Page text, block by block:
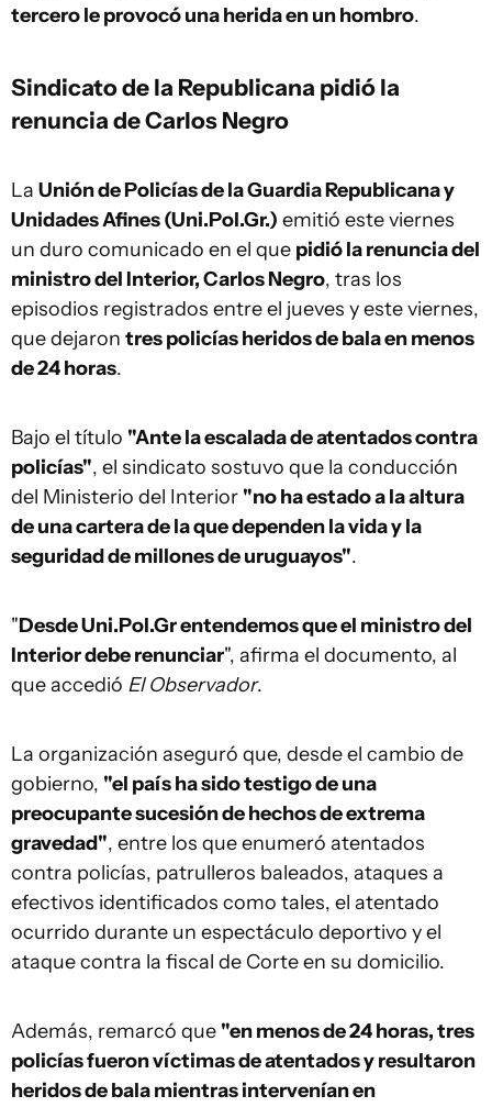
tercero le provocó una herida en un hombro.
Sindicato de la Republicana pidió la
renuncia de Carlos Negro
La Unión de Policías de la Guardia Republicana y
Unidades Afines (Uni.Pol.Gr.) emitió este viernes
un duro comunicado en el que pidió la renuncia del
ministro del Interior, Carlos Negro, tras los
episodios registrados entre el jueves y este viernes,
que dejaron tres policías heridos de bala en menos
de 24 horas.
Bajo el título "Ante la escalada de atentados contra
policías", el sindicato sostuvo que la conducción
del Ministerio del Interior "no ha estado a la altura
de una cartera de la que dependen la vida y la
seguridad de millones de uruguayos".
"Desde Uni.Pol.Gr entendemos que el ministro del
Interior debe renunciar", afirma el documento, al
que accedió El Observador.
La organización aseguró que, desde el cambio de
gobierno, "el país ha sido testigo de una
preocupante sucesión de hechos de extrema
gravedad", entre los que enumeró atentados
contra policías, patrulleros baleados, ataques a
efectivos identificados como tales, el atentado
ocurrido durante un espectáculo deportivo y el
ataque contra la fiscal de Corte en su domicilio.
Además, remarcó que "en menos de 24 horas, tres
policías fueron víctimas de atentados y resultaron
heridos de bala mientras intervenían en